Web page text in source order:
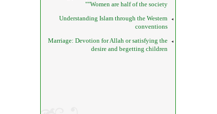
"Women are half of the society"
Understanding Islam through the Western
conventions
Marriage: Devotion for Allah or satisfying the
desire and begetting children